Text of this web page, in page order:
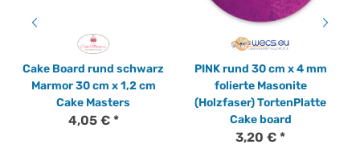
Cake Board rund schwarz
Marmor 30 cm x 1,2 cm
Cake Masters
4,05 € *
PINK rund 30 cm x 4 mm
folierte Masonite
(Holzfaser) TortenPlatte
Cake board
3,20 € *